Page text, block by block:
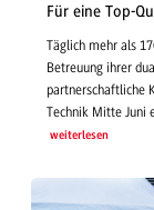
Für eine Top-
Täglich mehr als
Betreuung ihrer
partnerschaftliche
Technik Mitte Juni
weiterlesen